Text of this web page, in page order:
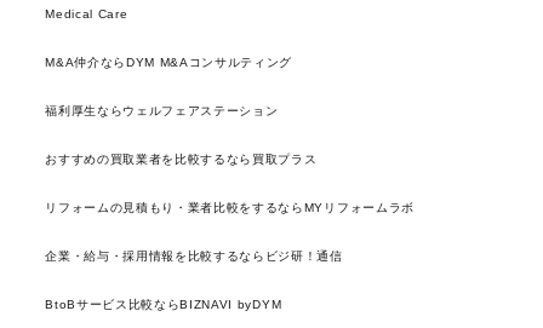
Medical Care
M&A仲介ならDYM M&Aコンサルティング
福利厚生ならウェルフェアステーション
おすすめの買取業者を比較するなら買取プラス
リフォームの見積もり・業者比較をするならMYリフォームラボ
企業・給与・採用情報を比較するならビジ研！通信
BtoBサービス比較ならBIZNAVI byDYM